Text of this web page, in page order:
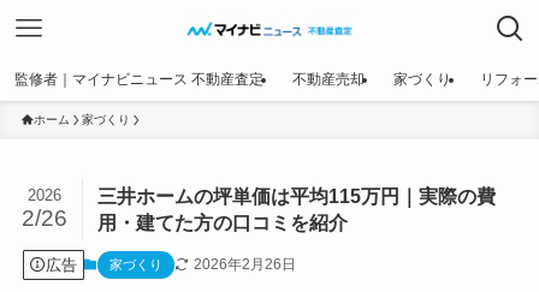
監修者｜マイナビニュース 不動産査定 不動産売却 家づくり リフォ
ホーム 家づくり
三井ホームの坪単価は平均115万円｜実際の費
用・建てた方の口コミを紹介
2026
2/26
広告 家づくり 2026年2月26日